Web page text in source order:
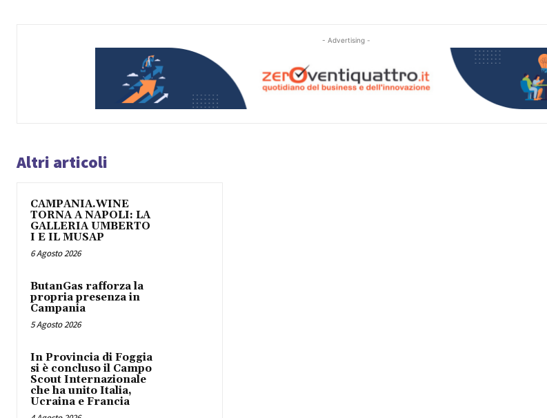
- Advertising -
Altri articoli
CAMPANIA.WINE
TORNA A NAPOLI: LA
GALLERIA UMBERTO
I E IL MUSAP
6 Agosto 2026
ButanGas rafforza la
propria presenza in
Campania
5 Agosto 2026
In Provincia di Foggia
si è concluso il Campo
Scout Internazionale
che ha unito Italia,
Ucraina e Francia